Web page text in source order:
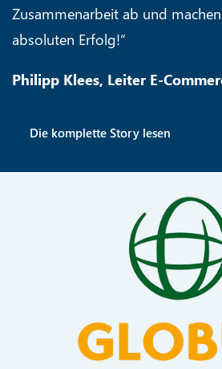
Zusammenarbeit ab und
absoluten Erfolg!“
Philipp Klees, Leiter E-
Die komplette Story lesen